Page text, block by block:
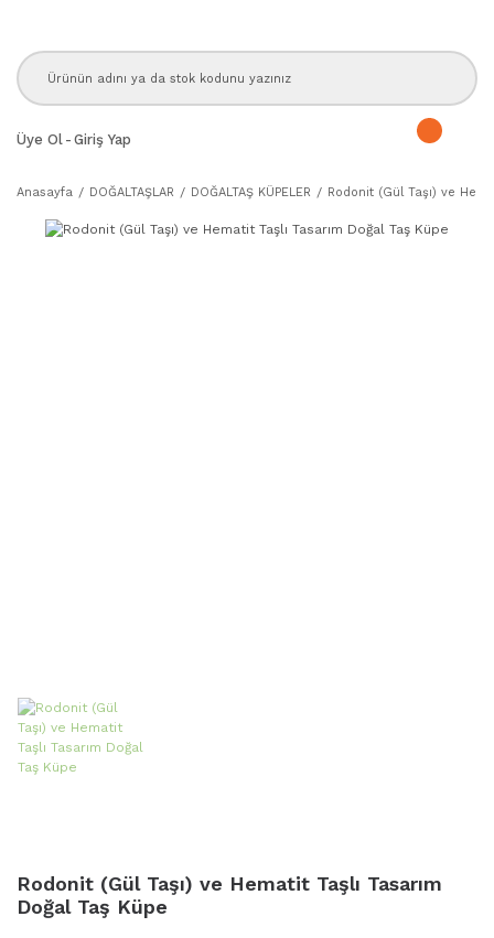
Üye Ol - Giriş Yap
Anasayfa DOĞALTAŞLAR DOĞALTAŞ KÜPELER Rodonit (Gül Taşı) ve
Rodonit (Gül Taşı) ve Hematit Taşlı Tasarım
Doğal Taş Küpe